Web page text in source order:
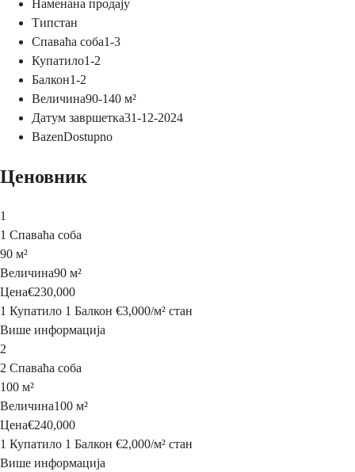
Наменана продају
Типстан
Спаваћа соба1-3
Купатило1-2
Балкон1-2
Величина90-140 м²
Датум завршетка31-12-2024
BazenDostupno
Ценовник
1
1 Спаваћа соба
90 м²
Величина90 м²
Цена€230,000
1 Купатило 1 Балкон €3,000/м² стан
Више информација
2
2 Спаваћа соба
100 м²
Величина100 м²
Цена€240,000
1 Купатило 1 Балкон €2,000/м² стан
Више информација